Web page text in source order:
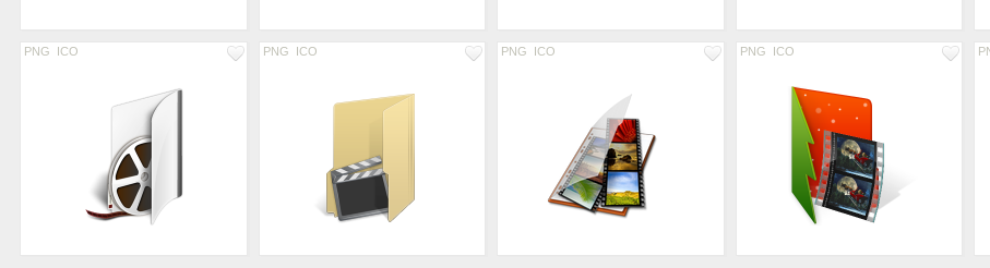
PNG ICO PNG ICO PNG ICO PNG ICO